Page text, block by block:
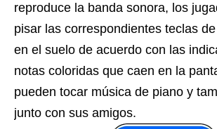
reproduce la banda sonora, los
pisar las correspondientes teclas
en el suelo de acuerdo con las
notas coloridas que caen en la
pueden tocar música de piano y
junto con sus amigos.